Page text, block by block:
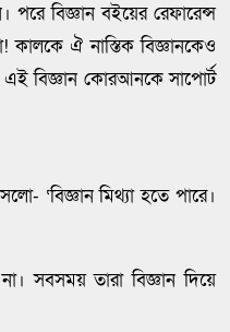
পরে বিজ্ঞান বইয়ের রেফারেন্স
কালকে ঐ নাস্তিক বিজ্ঞানকেও
এই বিজ্ঞান কোরআনকে সাপোর্ট
‘বিজ্ঞান মিথ্যা হতে পারে।
সবসময় তারা বিজ্ঞান দিয়ে